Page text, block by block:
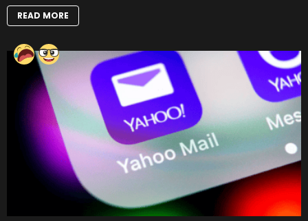
READ MORE